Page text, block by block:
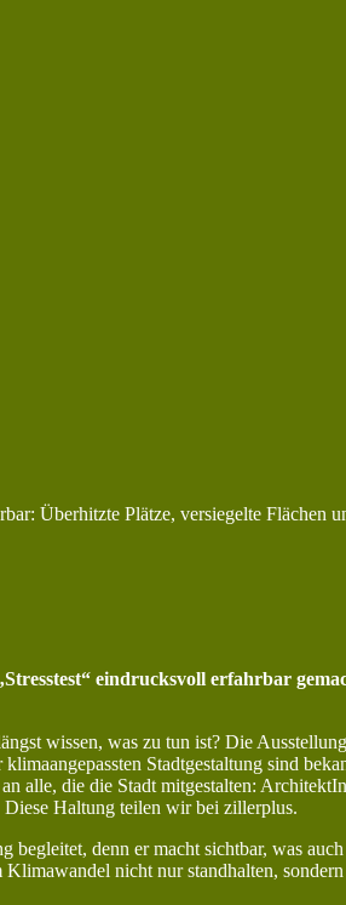
Überhitzte Plätze, versiegelte Flächen
eindrucksvoll erfahrbar
wissen, was zu tun ist? Die
Stadtgestaltung sind
alle, die die Stadt mitgestalten:
Diese Haltung teilen wir bei zillerplus.
denn er macht sichtbar, was
nicht nur standhalten,